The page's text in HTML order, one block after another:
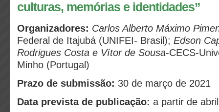
culturas, memórias e identidades”
Organizadores: Carlos Alberto Máximo
Federal de Itajubá (UNIFEI- Brasil); Edson
Rodrigues Costa e Vítor de Sousa-CECS-
Minho (Portugal)
Prazo de submissão: 30 de março de 2021
Data prevista de publicação: a partir de